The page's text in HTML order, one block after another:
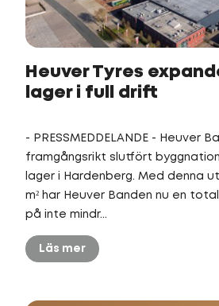
Heuver Tyres
lager i full drift
- PRESSMEDDELANDE - Heuver
framgångsrikt slutfört
lager i Hardenberg. Med denna
m² har Heuver Banden nu en
på inte mindr...
Läs mer